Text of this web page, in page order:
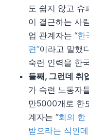
도 쉽지 않고 슈
이 결근하는 사
업 관계자는 “한
편”이라고 말했
숙련 인력을 한
둘째, 그런데 취
가 숙련 노동자
만5000개로 한
계자는 “회의 한
받으라는 식인